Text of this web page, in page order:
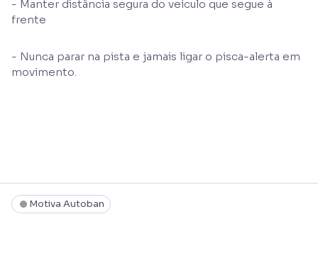
- Manter distância segura do veículo que segue à
frente
- Nunca parar na pista e jamais ligar o pisca-alerta em
movimento.
Motiva Autoban